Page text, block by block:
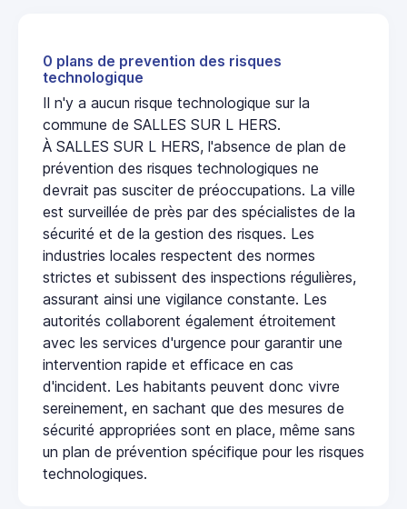
0 plans de prevention des risques
technologique
Il n'y a aucun risque technologique sur la
commune de SALLES SUR L HERS.
À SALLES SUR L HERS, l'absence de plan de
prévention des risques technologiques ne
devrait pas susciter de préoccupations. La ville
est surveillée de près par des spécialistes de la
sécurité et de la gestion des risques. Les
industries locales respectent des normes
strictes et subissent des inspections régulières,
assurant ainsi une vigilance constante. Les
autorités collaborent également étroitement
avec les services d'urgence pour garantir une
intervention rapide et efficace en cas
d'incident. Les habitants peuvent donc vivre
sereinement, en sachant que des mesures de
sécurité appropriées sont en place, même sans
un plan de prévention spécifique pour les risques
technologiques.